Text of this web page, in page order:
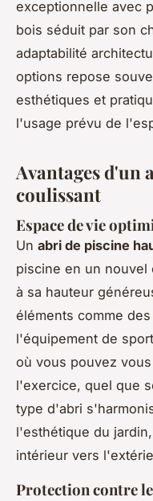
exceptionnelle avec
bois séduit par son
adaptabilité
options repose
esthétiques et
l'usage prévu de
Avantages d'un
coulissant
Espace de vie
Un abri de piscine
piscine en un nouvel
à sa hauteur
éléments comme
l'équipement de
où vous pouvez
l'exercice, quel que
type d'abri
l'esthétique du
intérieur vers
Protection contre